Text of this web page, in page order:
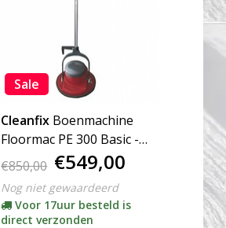
Sale
Cleanfix Boenmachine
Floormac PE 300 Basic -
ACTIE-
€850,00 €549,00
Nog niet gewaardeerd
Voor 17uur besteld is
direct verzonden